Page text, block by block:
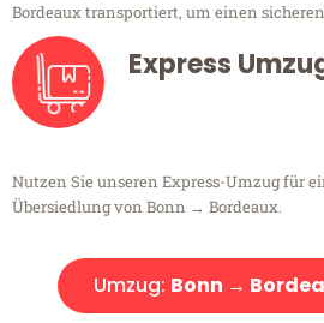
Bordeaux transportiert, um einen
Express
Nutzen Sie unseren Express-Umzug für
Übersiedlung von Bonn → Bordeaux.
Umzug: Bonn →